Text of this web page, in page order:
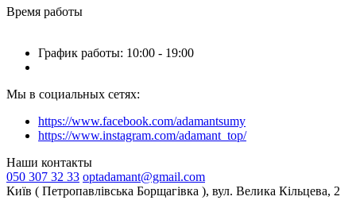
Время работы
График работы: 10:00 - 19:00
Мы в социальных сетях:
https://www.facebook.com/adamantsumy
https://www.instagram.com/adamant_top/
Наши контакты
050 307 32 33 optadamant@gmail.com
Київ ( Петропавлівська Борщагівка ), вул. Велика Кільцева, 2